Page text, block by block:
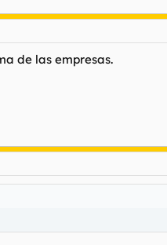
de las empresas.